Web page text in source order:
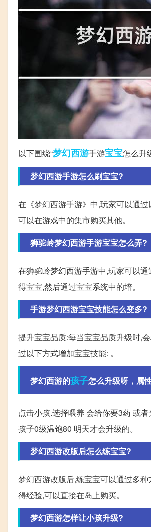
以下围绕“梦幻西游手游宝宝怎么升
梦幻西游手游怎么刷宝宝?
在《梦幻西游手游》中,玩家可以通
可以在游戏中的集市购买其他。
狮驼岭梦幻西游手游宝宝怎么弄?
在狮驼岭梦幻西游手游中,玩家可以
得宝宝,然后通过宝宝系统中的培。
手游梦幻西游宝宝技能怎么变多?
提升宝宝品质:每当宝宝品质升级时,
过以下方式增加宝宝技能: 。
梦幻西游的孩子怎么升级呀，属
点击小孩.选择喂养 会给你要3药 或
孩子0级温饱80 明天才会升级的。
梦幻西游改版后怎么练宝宝?
梦幻西游改版后,练宝宝可以通过多
得经验,可以直接在岛上购买。
梦幻西游怎样让小孩升级?